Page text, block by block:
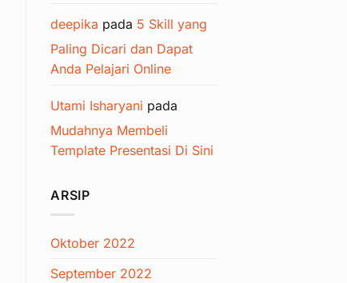
deepika pada 5 Skill yang
Paling Dicari dan Dapat
Anda Pelajari Online
Utami Isharyani pada
Mudahnya Membeli
Template Presentasi Di Sini
ARSIP
Oktober 2022
September 2022